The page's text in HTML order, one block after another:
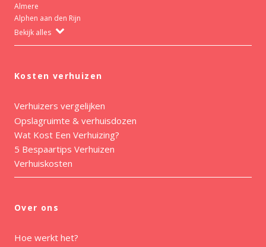
Almere
Alphen aan den Rijn
Bekijk alles
Kosten verhuizen
Verhuizers vergelijken
Opslagruimte & verhuisdozen
Wat Kost Een Verhuizing?
5 Bespaartips Verhuizen
Verhuiskosten
Over ons
Hoe werkt het?